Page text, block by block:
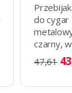
do cygar
czarny,
8x1.2 cm.
47,61